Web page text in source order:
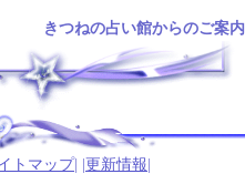
きつねの占い館からのご案内
トマップ 更新情報